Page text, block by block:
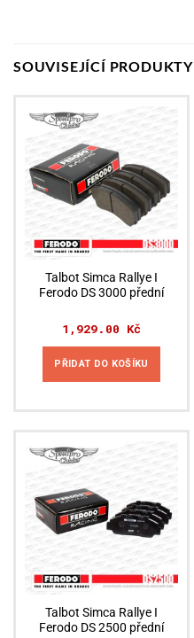
SOUVISEJÍCÍ PRODUKTY
Talbot Simca Rallye I
Ferodo DS 3000 přední
1,929.00 Kč
PŘIDAT DO KOŠÍKU
Talbot Simca Rallye I
Ferodo DS 2500 přední